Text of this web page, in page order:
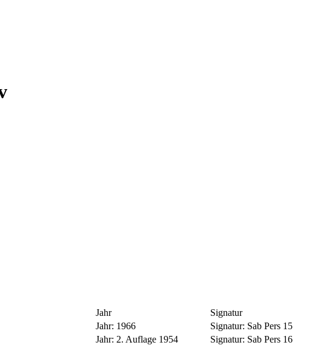
Jahr
Signatur
Jahr: 1966 Signatur: Sab Pers 15
Jahr: 2. Auflage 1954 Signatur: Sab Pers 16